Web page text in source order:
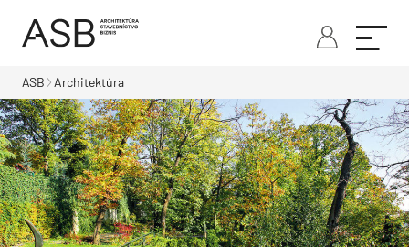
ASB Architektúra